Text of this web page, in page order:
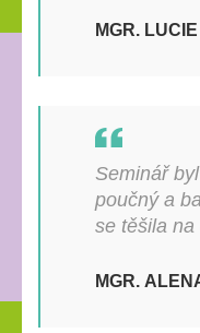
MGR.
Seminář
poučný a
se těšila
MGR.